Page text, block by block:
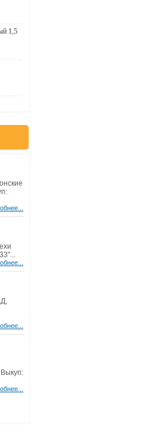
1,5